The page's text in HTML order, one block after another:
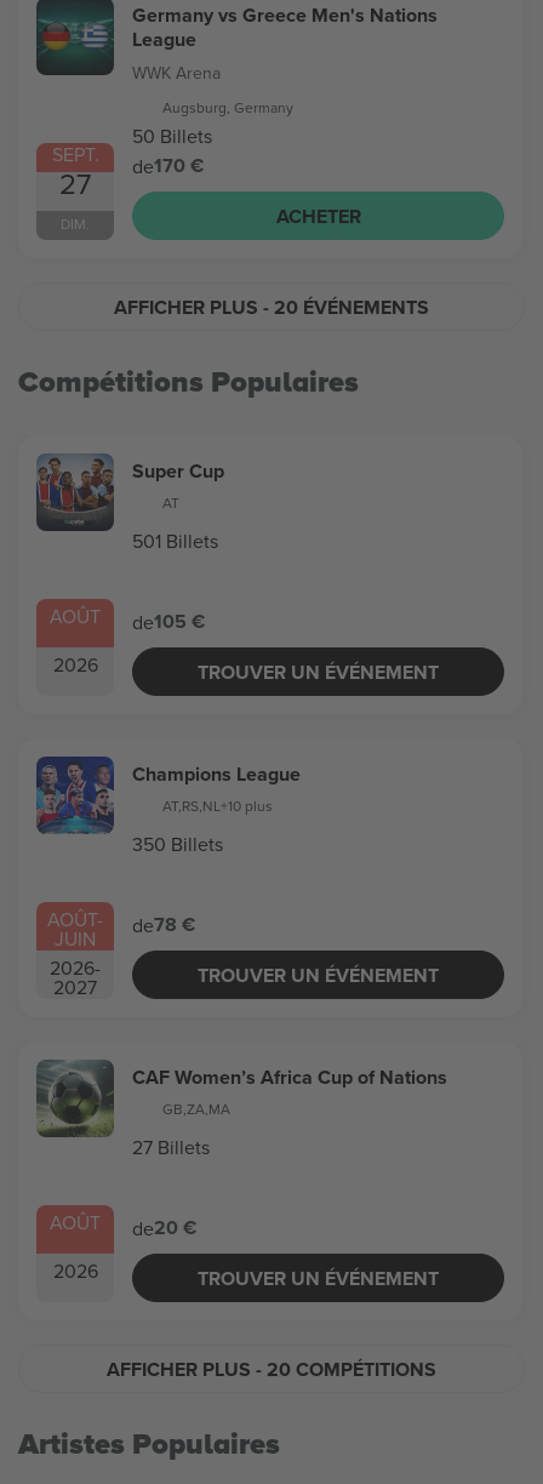
SEPT.
27
DIM.
Germany vs Greece Men's Nations
League
WWK Arena
Augsburg, Germany
50 Billets
de170 €
ACHETER
AFFICHER PLUS - 20 ÉVÉNEMENTS
Compétitions Populaires
AOÛT
2026
Super Cup
AT
501 Billets
de105 €
TROUVER UN ÉVÉNEMENT
AOÛT-
JUIN
2026-
2027
Champions League
AT,RS,NL+10 plus
350 Billets
de78 €
TROUVER UN ÉVÉNEMENT
AOÛT
2026
CAF Women’s Africa Cup of Nations
GB,ZA,MA
27 Billets
de20 €
TROUVER UN ÉVÉNEMENT
AFFICHER PLUS - 20 COMPÉTITIONS
Artistes Populaires